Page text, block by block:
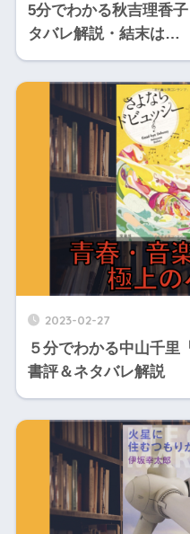
5分でわかる秋吉理香
タバレ解説・結末は…
2023-02-27
５分でわかる中山千里
書評＆ネタバレ解説